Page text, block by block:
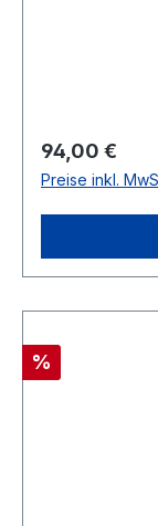
Regulärer
94,00 €
Preise inkl.
Rabatt
%